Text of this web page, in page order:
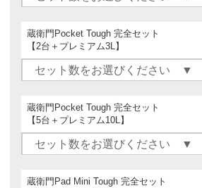
蔵衛門Pocket Tough 完全セット
【2台＋プレミアム3L】
蔵衛門Pocket Tough 完全セット
【5台＋プレミアム10L】
蔵衛門Pad Mini Tough 完全セット